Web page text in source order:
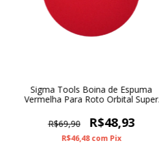
Sigma Tools Boina de Espuma
Vermelha Para Roto Orbital Super
R$69,90
R$48,93
R$46,48com Pix